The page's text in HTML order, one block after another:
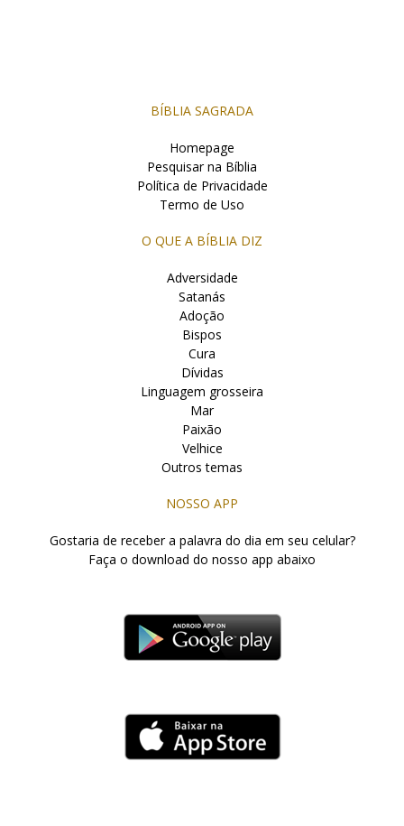
BÍBLIA SAGRADA
Homepage
Pesquisar na Bíblia
Política de Privacidade
Termo de Uso
O QUE A BÍBLIA DIZ
Adversidade
Satanás
Adoção
Bispos
Cura
Dívidas
Linguagem grosseira
Mar
Paixão
Velhice
Outros temas
NOSSO APP
Gostaria de receber a palavra do dia em seu celular?
Faça o download do nosso app abaixo